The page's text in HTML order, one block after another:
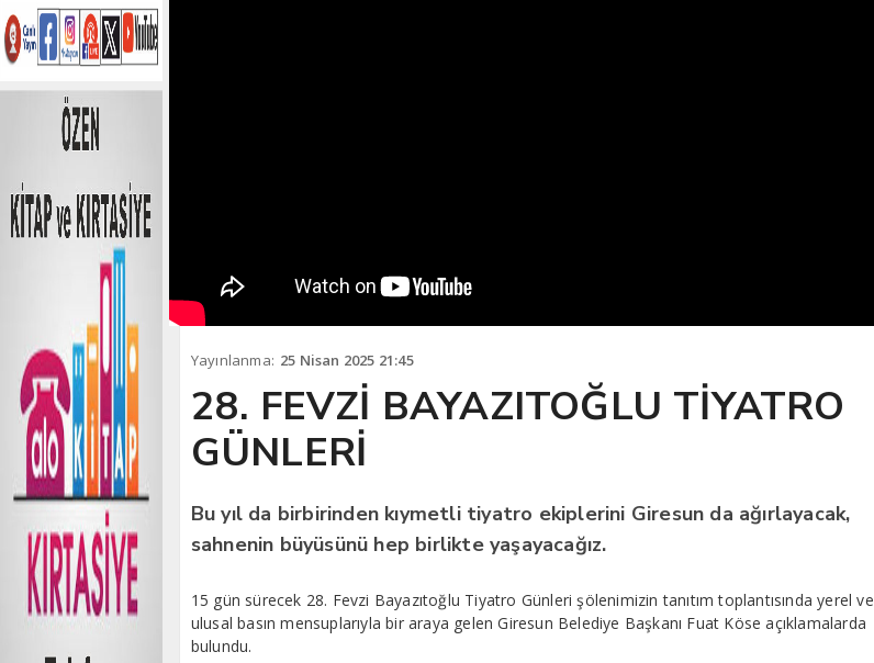
Yayınlanma: 25 Nisan 2025 21:45
28. FEVZİ BAYAZITOĞLU TİYATRO
GÜNLERİ
Bu yıl da birbirinden kıymetli tiyatro ekiplerini Giresun da ağırlayacak,
sahnenin büyüsünü hep birlikte yaşayacağız.
15 gün sürecek 28. Fevzi Bayazıtoğlu Tiyatro Günleri şölenimizin tanıtım toplantısında yerel ve
ulusal basın mensuplarıyla bir araya gelen Giresun Belediye Başkanı Fuat Köse açıklamalarda
bulundu.